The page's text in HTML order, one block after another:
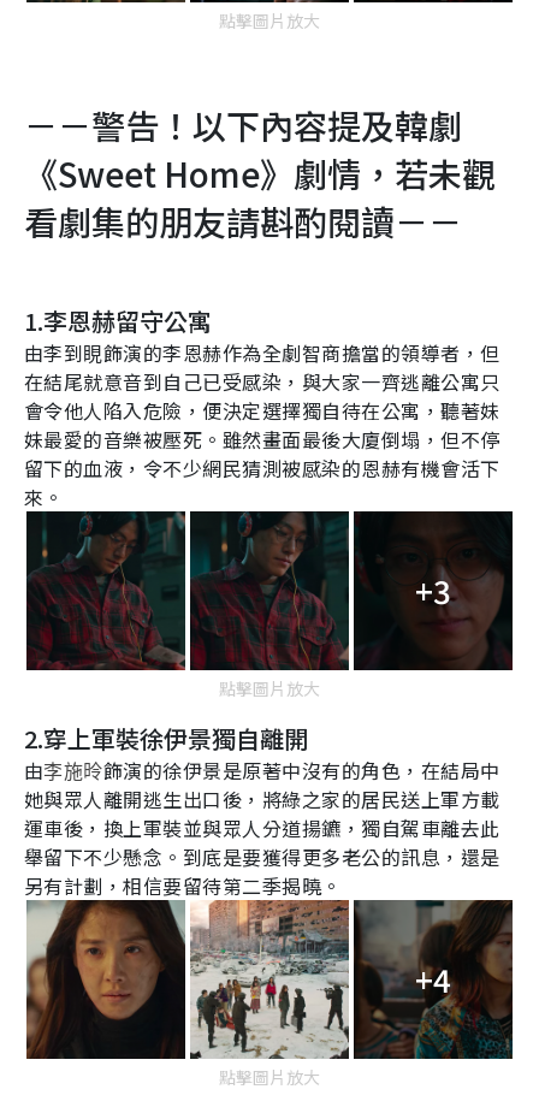
點擊圖片放大
－－警告！以下內容提及韓劇
《Sweet Home》劇情，若未觀
看劇集的朋友請斟酌閱讀－－
1.李恩赫留守公寓
由李到睍飾演的李恩赫作為全劇智商擔當的領導者，但
在結尾就意音到自己已受感染，與大家一齊逃離公寓只
會令他人陷入危險，便決定選擇獨自待在公寓，聽著妹
妹最愛的音樂被壓死。雖然畫面最後大廈倒塌，但不停
留下的血液，令不少網民猜測被感染的恩赫有機會活下
來。
+3
點擊圖片放大
2.穿上軍裝徐伊景獨自離開
由李施昤飾演的徐伊景是原著中沒有的角色，在結局中
她與眾人離開逃生出口後，將綠之家的居民送上軍方載
運車後，換上軍裝並與眾人分道揚鑣，獨自駕車離去此
舉留下不少懸念。到底是要獲得更多老公的訊息，還是
另有計劃，相信要留待第二季揭曉。
+4
點擊圖片放大